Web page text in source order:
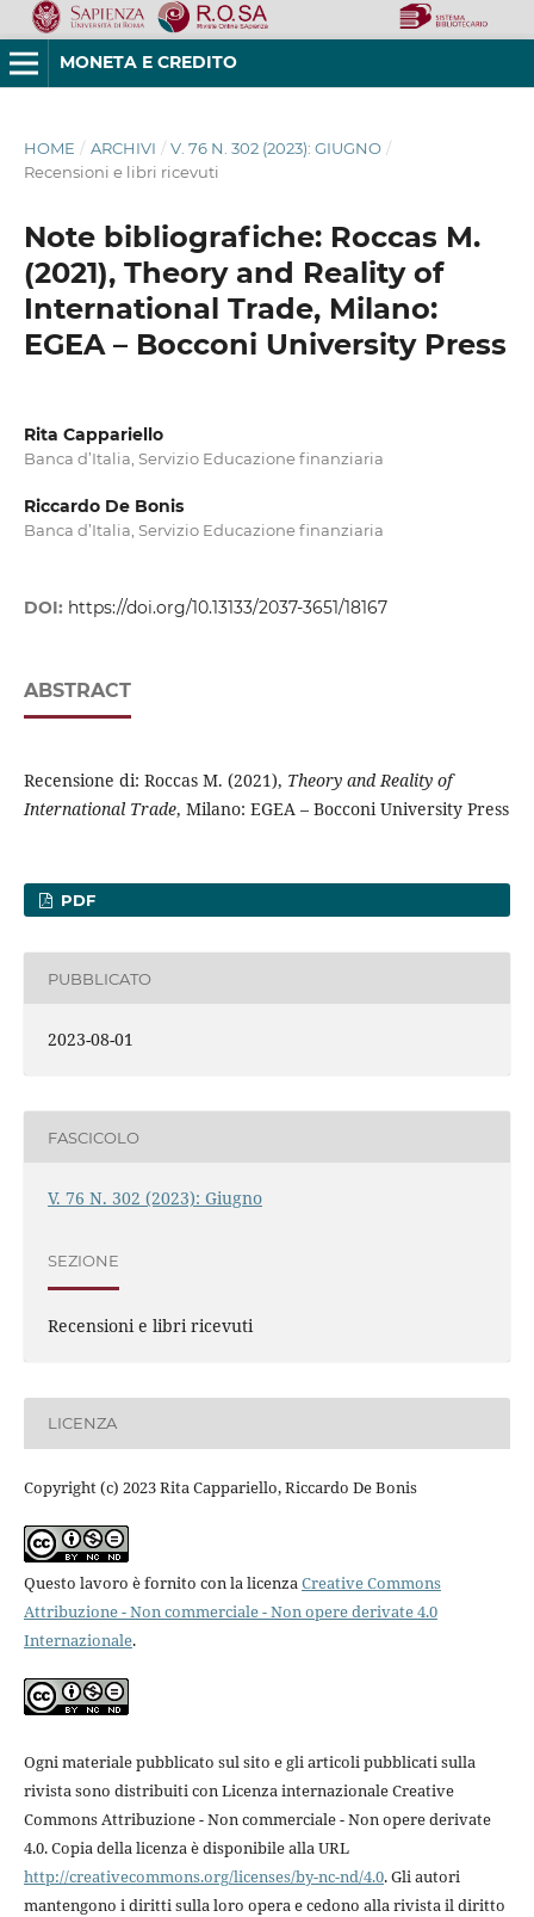
MONETA E CREDITO
HOME / ARCHIVI / V. 76 N. 302 (2023): GIUGNO /
Recensioni e libri ricevuti
Note bibliografiche: Roccas M.
(2021), Theory and Reality of
International Trade, Milano:
EGEA – Bocconi University Press
Rita Cappariello
Banca d’Italia, Servizio Educazione finanziaria
Riccardo De Bonis
Banca d’Italia, Servizio Educazione finanziaria
DOI: https://doi.org/10.13133/2037-3651/18167
ABSTRACT
Recensione di: Roccas M. (2021), Theory and Reality of
International Trade, Milano: EGEA – Bocconi University Press
PDF
PUBBLICATO
2023-08-01
FASCICOLO
V. 76 N. 302 (2023): Giugno
SEZIONE
Recensioni e libri ricevuti
LICENZA
Copyright (c) 2023 Rita Cappariello, Riccardo De Bonis
Questo lavoro è fornito con la licenza Creative Commons
Attribuzione - Non commerciale - Non opere derivate 4.0
Internazionale.
Ogni materiale pubblicato sul sito e gli articoli pubblicati sulla
rivista sono distribuiti con Licenza internazionale Creative
Commons Attribuzione - Non commerciale - Non opere derivate
4.0. Copia della licenza è disponibile alla URL
http://creativecommons.org/licenses/by-nc-nd/4.0. Gli autori
mantengono i diritti sulla loro opera e cedono alla rivista il diritto